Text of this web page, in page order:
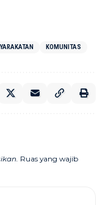
KOMUNITAS
Ruas yang wajib